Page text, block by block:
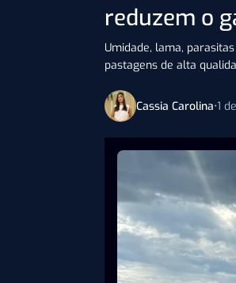
reduzem o
Umidade, lama,
pastagens de alta
Cassia Carolina•1